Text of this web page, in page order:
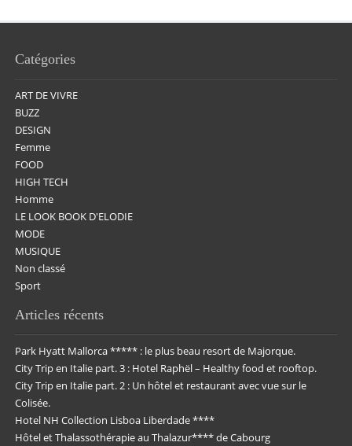
Catégories
ART DE VIVRE
BUZZ
DESIGN
Femme
FOOD
HIGH TECH
Homme
LE LOOK BOOK D'ELODIE
MODE
MUSIQUE
Non classé
Sport
Articles récents
Park Hyatt Mallorca ***** : le plus beau resort de Majorque.
City Trip en Italie part. 3 : Hotel Raphël – Healthy food et rooftop.
City Trip en Italie part. 2 : Un hôtel et restaurant avec vue sur le
Colisée.
Hotel NH Collection Lisboa Liberdade ****
Hôtel et Thalassothérapie au Thalazur**** de Cabourg